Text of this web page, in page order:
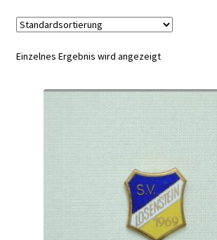
Einzelnes Ergebnis wird angezeigt